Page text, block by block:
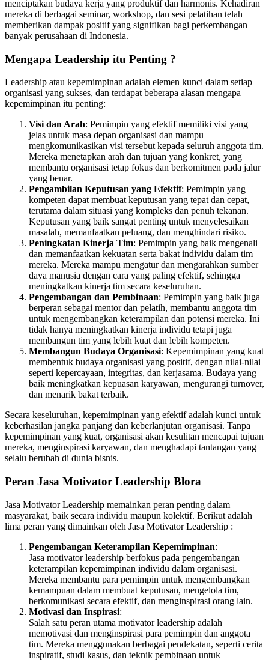
menciptakan budaya kerja yang produktif dan harmonis. Kehadiran
mereka di berbagai seminar, workshop, dan sesi pelatihan telah
memberikan dampak positif yang signifikan bagi perkembangan
banyak perusahaan di Indonesia.
Mengapa Leadership itu Penting ?
Leadership atau kepemimpinan adalah elemen kunci dalam setiap
organisasi yang sukses, dan terdapat beberapa alasan mengapa
kepemimpinan itu penting:
Visi dan Arah: Pemimpin yang efektif memiliki visi yang
jelas untuk masa depan organisasi dan mampu
mengkomunikasikan visi tersebut kepada seluruh anggota tim.
Mereka menetapkan arah dan tujuan yang konkret, yang
membantu organisasi tetap fokus dan berkomitmen pada jalur
yang benar.
Pengambilan Keputusan yang Efektif: Pemimpin yang
kompeten dapat membuat keputusan yang tepat dan cepat,
terutama dalam situasi yang kompleks dan penuh tekanan.
Keputusan yang baik sangat penting untuk menyelesaikan
masalah, memanfaatkan peluang, dan menghindari risiko.
Peningkatan Kinerja Tim: Pemimpin yang baik mengenali
dan memanfaatkan kekuatan serta bakat individu dalam tim
mereka. Mereka mampu mengatur dan mengarahkan sumber
daya manusia dengan cara yang paling efektif, sehingga
meningkatkan kinerja tim secara keseluruhan.
Pengembangan dan Pembinaan: Pemimpin yang baik juga
berperan sebagai mentor dan pelatih, membantu anggota tim
untuk mengembangkan keterampilan dan potensi mereka. Ini
tidak hanya meningkatkan kinerja individu tetapi juga
membangun tim yang lebih kuat dan lebih kompeten.
Membangun Budaya Organisasi: Kepemimpinan yang kuat
membentuk budaya organisasi yang positif, dengan nilai-nilai
seperti kepercayaan, integritas, dan kerjasama. Budaya yang
baik meningkatkan kepuasan karyawan, mengurangi turnover,
dan menarik bakat terbaik.
Secara keseluruhan, kepemimpinan yang efektif adalah kunci untuk
keberhasilan jangka panjang dan keberlanjutan organisasi. Tanpa
kepemimpinan yang kuat, organisasi akan kesulitan mencapai tujuan
mereka, menginspirasi karyawan, dan menghadapi tantangan yang
selalu berubah di dunia bisnis.
Peran Jasa Motivator Leadership Blora
Jasa Motivator Leadership memainkan peran penting dalam
masyarakat, baik secara individu maupun kolektif. Berikut adalah
lima peran yang dimainkan oleh Jasa Motivator Leadership :
Pengembangan Keterampilan Kepemimpinan:
Jasa motivator leadership berfokus pada pengembangan
keterampilan kepemimpinan individu dalam organisasi.
Mereka membantu para pemimpin untuk mengembangkan
kemampuan dalam membuat keputusan, mengelola tim,
berkomunikasi secara efektif, dan menginspirasi orang lain.
Motivasi dan Inspirasi:
Salah satu peran utama motivator leadership adalah
memotivasi dan menginspirasi para pemimpin dan anggota
tim. Mereka menggunakan berbagai pendekatan, seperti cerita
inspiratif, studi kasus, dan teknik pembinaan untuk